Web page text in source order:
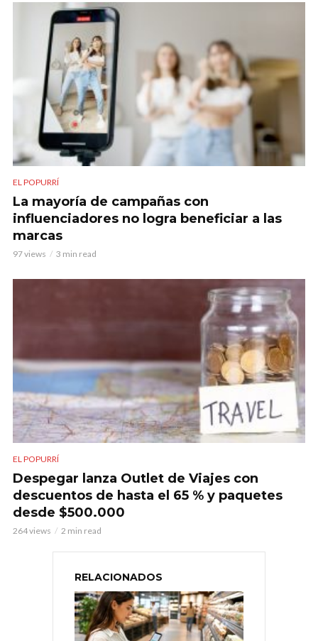
EL POPURRÍ
La mayoría de campañas con
influenciadores no logra beneficiar a las
marcas
97 views 3 min read
EL POPURRÍ
Despegar lanza Outlet de Viajes con
descuentos de hasta el 65 % y paquetes
desde $500.000
264 views 2 min read
RELACIONADOS